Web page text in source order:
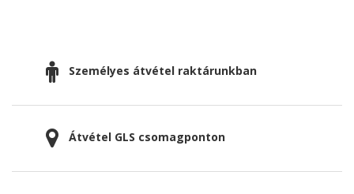
Személyes átvétel raktárunkban
Átvétel GLS csomagponton